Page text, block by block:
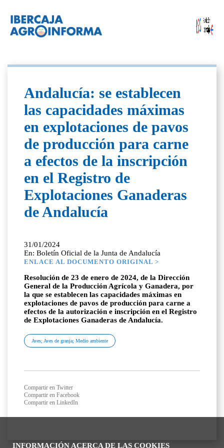
INFORMACIÓN ACERCA DE LAS COOKIES
Andalucía: se establecen
las capacidades máximas
en explotaciones de pavos
de producción para carne
a efectos de la inscripción
en el Registro de
Explotaciones Ganaderas
de Andalucía
31/01/2024
En: Boletín Oficial de la Junta de Andalucía
ENLACE AL DOCUMENTO ORIGINAL >
Resolución de 23 de enero de 2024, de la Dirección
General de la Producción Agrícola y Ganadera, por
la que se establecen las capacidades máximas en
explotaciones de pavos de producción para carne a
efectos de la autorización e inscripción en el Registro
de Explotaciones Ganaderas de Andalucía.
Aves; Aves de granja; Medio ambiente
Compartir en Twitter
Compartir en Facebook
Compartir en LinkedIn